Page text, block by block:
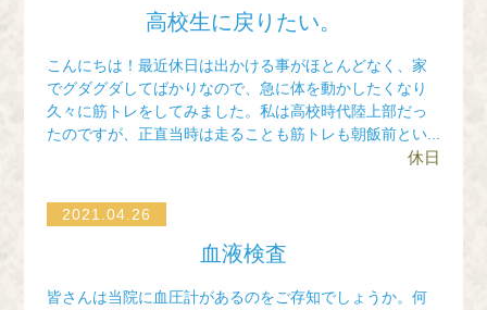
高校生に戻りたい。
こんにちは！最近休日は出かける事がほとんどなく、家
でグダグダしてばかりなので、急に体を動かしたくなり
久々に筋トレをしてみました。私は高校時代陸上部だっ
たのですが、正直当時は走ることも筋トレも朝飯前とい...
休日
2021.04.26
血液検査
皆さんは当院に血圧計があるのをご存知でしょうか。何